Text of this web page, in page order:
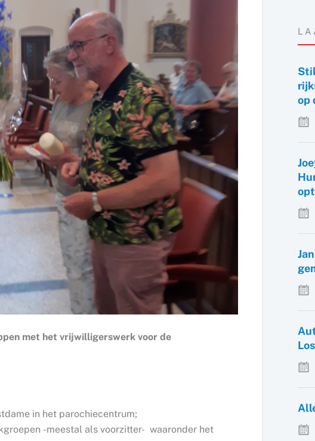
met het vrijwilligerswerk voor de
in het parochiecentrum;
-meestal als voorzitter- waaronder het
op